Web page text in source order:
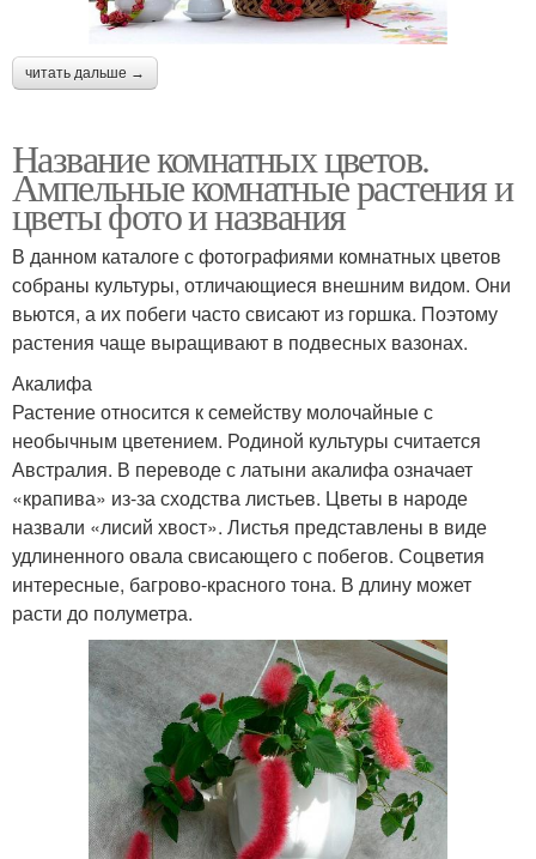
читать дальше →
Название комнатных цветов.
Ампельные комнатные растения и
цветы фото и названия
В данном каталоге с фотографиями комнатных цветов
собраны культуры, отличающиеся внешним видом. Они
вьются, а их побеги часто свисают из горшка. Поэтому
растения чаще выращивают в подвесных вазонах.
Акалифа
Растение относится к семейству молочайные с
необычным цветением. Родиной культуры считается
Австралия. В переводе с латыни акалифа означает
«крапива» из-за сходства листьев. Цветы в народе
назвали «лисий хвост». Листья представлены в виде
удлиненного овала свисающего с побегов. Соцветия
интересные, багрово-красного тона. В длину может
расти до полуметра.